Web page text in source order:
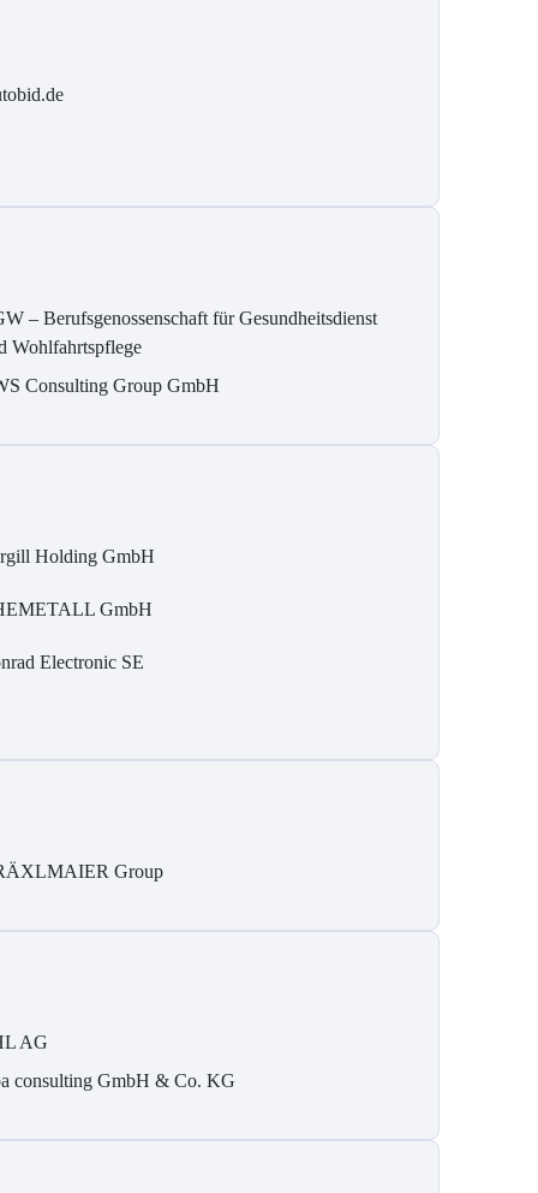
– Berufsgenossenschaft für Gesundheitsdienst
Wohlfahrtspflege
Consulting Group GmbH
Holding GmbH
GmbH
Electronic SE
Group
AG
consulting GmbH & Co. KG